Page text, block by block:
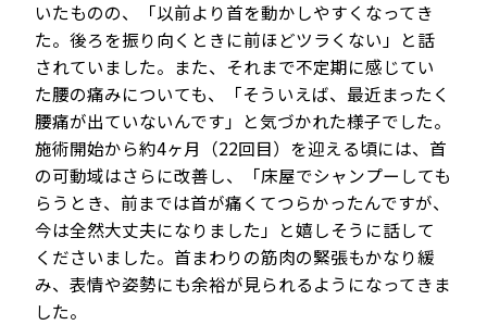
いたものの、「以前より首を動かしやすくなってき
た。後ろを振り向くときに前ほどツラくない」と話
されていました。また、それまで不定期に感じてい
た腰の痛みについても、「そういえば、最近まったく
腰痛が出ていないんです」と気づかれた様子でした。
施術開始から約4ヶ月（22回目）を迎える頃には、首
の可動域はさらに改善し、「床屋でシャンプーしても
らうとき、前までは首が痛くてつらかったんですが、
今は全然大丈夫になりました」と嬉しそうに話して
くださいました。首まわりの筋肉の緊張もかなり緩
み、表情や姿勢にも余裕が見られるようになってきま
した。